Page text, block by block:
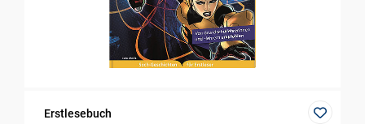
Erstlesebuch